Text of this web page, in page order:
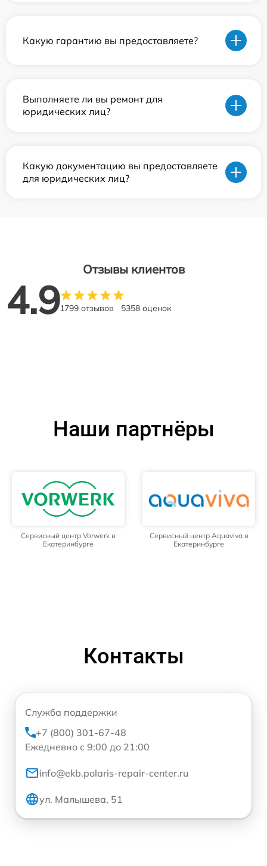
Какую гарантию вы предоставляете?
Выполняете ли вы ремонт для
юридических лиц?
Какую документацию вы предоставляете
для юридических лиц?
Отзывы клиентов
4.91799 отзывов 5358 оценок
Наши партнёры
Сервисный центр Vorwerk в
Екатеринбурге
Сервисный центр Aquaviva в
Екатеринбурге
Контакты
Служба поддержки
+7 (800) 301-67-48
Ежедневно с 9:00 до 21:00
info@ekb.polaris-repair-center.ru
ул. Малышева, 51